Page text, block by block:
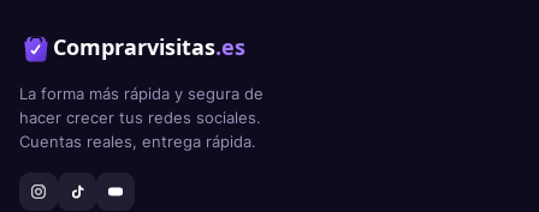
Comprarvisitas.es
La forma más rápida y segura de
hacer crecer tus redes sociales.
Cuentas reales, entrega rápida.